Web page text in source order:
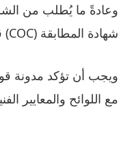
وعادةً ما يُطلب من
شهادة المطابقة (COC) قبل بيع الألعاب في الدولة.
ويجب أن تؤكد مدونة
مع اللوائح والمعايير